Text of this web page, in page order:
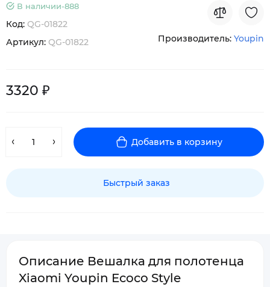
В наличии-888
Код: QG-01822
Артикул: QG-01822 Производитель: Youpin
3320 ₽
Добавить в корзину
Быстрый заказ
Описание Вешалка для полотенца
Xiaomi Youpin Ecoco Style